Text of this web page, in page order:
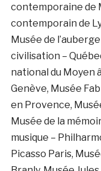
contemporaine de
contemporain de
Musée de
civilisation –
national du Moyen
Genève, Musée
en Provence,
Musée de la
musique –
Picasso Paris,